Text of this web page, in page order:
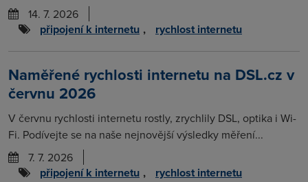
14. 7. 2026
připojení k internetu , rychlost internetu
Naměřené rychlosti internetu na DSL.cz v
červnu 2026
V červnu rychlosti internetu rostly, zrychlily DSL, optika i Wi-
Fi. Podívejte se na naše nejnovější výsledky měření...
7. 7. 2026
připojení k internetu , rychlost internetu